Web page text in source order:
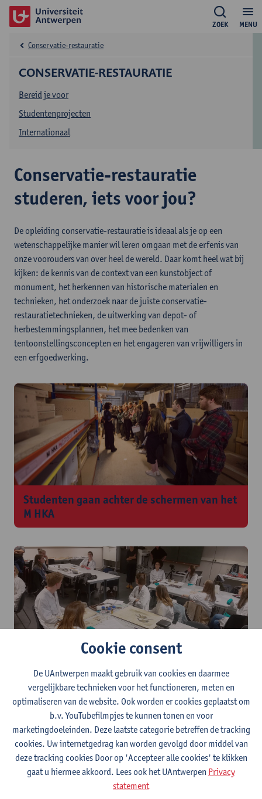
MENU
ZOEK
CONSERVATIE-RESTAURATIE
Conservatie-restauratie
Bereid je voor
Studentenprojecten
Internationaal
Conservatie-restauratie
studeren, iets voor jou?
De opleiding conservatie-restauratie is ideaal als je op een
wetenschappelijke manier wil leren omgaan met de erfenis van
onze voorouders van over heel de wereld. Daar komt heel wat bij
kijken: de kennis van de context van een kunstobject of
monument, het herkennen van historische materialen en
technieken, het onderzoek naar de juiste conservatie-
restauratietechnieken, de uitwerking van depot- of
herbestemmingsplannen, het mee bedenken van
tentoonstellingsconcepten en het engageren van vrijwilligers in
een erfgoedwerking.
Studenten gaan achter de schermen van het
M HKA
cleaning in conservation'
Vaardigheden
Als conservator-restaurator ben je een echte teamplayer. In de
praktijk zal je met verschillende profielen moeten samenwerken.
Een zekere zin voor manuele vaardigheden en nauwkeurigheid
komen van pas, evenals een basiskennis humane en natuur­
wetenschappen, een actieve kennis van Engels en een passieve
Cookie consent
De UAntwerpen maakt gebruik van cookies en daarmee
vergelijkbare technieken voor het functioneren, meten en
optimaliseren van de website. Ook worden er cookies geplaatst om
b.v. YouTubefilmpjes te kunnen tonen en voor
marketingdoeleinden. Deze laatste categorie betreffen de tracking
cookies. Uw internetgedrag kan worden gevolgd door middel van
deze tracking cookies Door op 'Accepteer alle cookies' te klikken
gaat u hiermee akkoord. Lees ook het UAntwerpen Privacy
statement